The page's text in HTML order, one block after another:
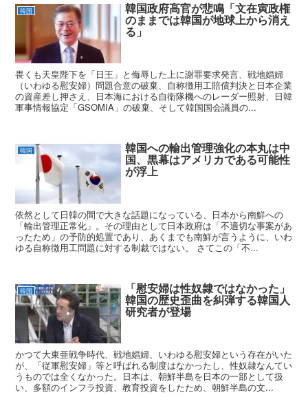
韓国 韓国政府高官が悲鳴「文在寅政権
のままでは韓国が地球上から消え
る」
畏くも天皇陛下を「日王」と侮辱した上に謝罪要求発言、戦地娼婦
（いわゆる慰安婦）問題合意の破棄、自称徴用工賠償判決と日本企業
の資産差し押さえ、日本海における自衛隊機へのレーダー照射、日韓
軍事情報協定「GSOMIA」の破棄、そして韓国国会議員の...
韓国 韓国への輸出管理強化の本丸は中
国、黒幕はアメリカである可能性
が浮上
依然として日韓の間で大きな話題になっている、日本から南鮮への
「輸出管理正常化」。その理由として日本政府は「不適切な事案があ
ったため」の予防的処置であり、あくまでも南鮮が言うように、いわ
ゆる自称徴用工問題に対する制裁ではない。 さてこの「不...
韓国 「慰安婦は性奴隷ではなかった」
韓国の歴史歪曲を糾弾する韓国人
研究者が登場
かつて大東亜戦争時代、戦地娼婦、いわゆる慰安婦という存在がいた
が、「従軍慰安婦」等と呼ばれる制度はなかったし、性奴隷なんてい
うものでは全くなかった。日本は、朝鮮半島を日本の一部として扱
い、多額のインフラ投資、教育投資をしたため、朝鮮半島の文...